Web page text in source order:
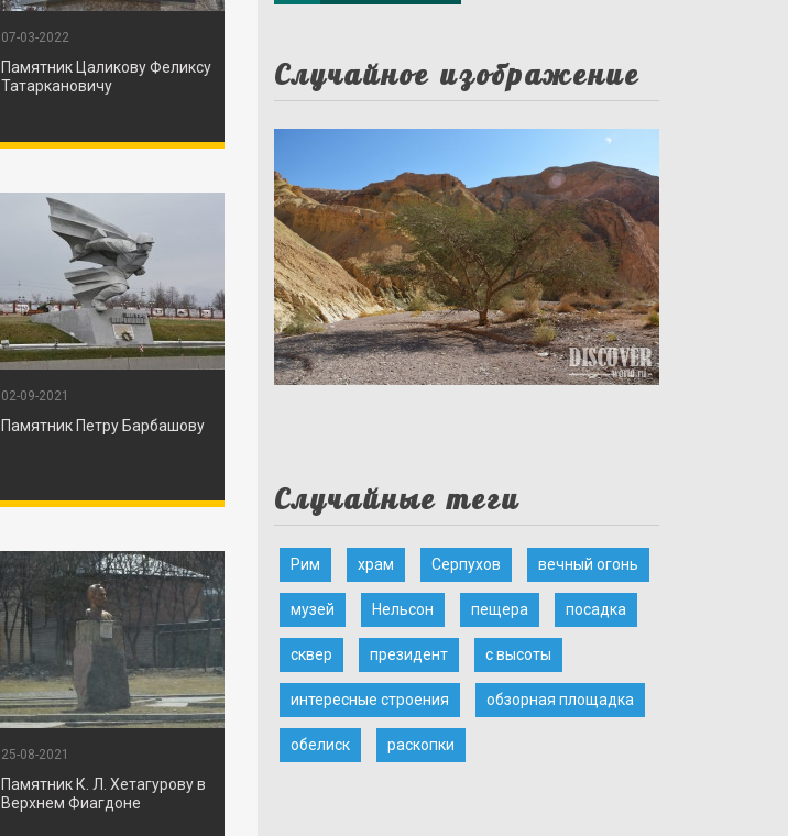
07-03-2022
Памятник Цаликову Феликсу
Татаркановичу
02-09-2021
Памятник Петру Барбашову
25-08-2021
Памятник К. Л. Хетагурову в
Верхнем Фиагдоне
Случайное изображение
Случайные теги
Рим храм Серпухов вечный огонь
музей Нельсон пещера посадка
сквер президент с высоты
интересные строения обзорная площадка
обелиск раскопки